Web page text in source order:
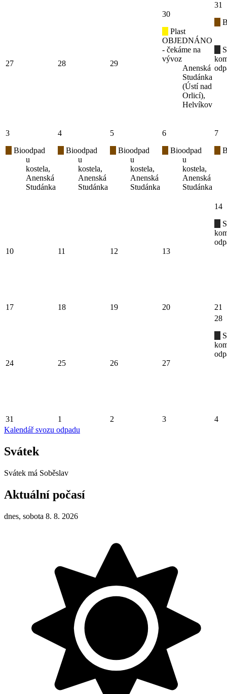
27 28 29
30
Plast
OBJEDNÁNO
- čekáme na
vývoz
Anenská
Studánka
(Ústí nad
Orlicí),
Helvíkov
31
3
Bioodpad
u
kostela,
Anenská
Studánka
4
Bioodpad
u
kostela,
Anenská
Studánka
5
Bioodpad
u
kostela,
Anenská
Studánka
6
Bioodpad
u
kostela,
Anenská
Studánka
7
10 11 12 13
14
17 18 19 20 21
24 25 26 27
28
31 1 2 3
4
Kalendář svozu odpadu
Svátek
Svátek má Soběslav
Aktuální počasí
dnes, sobota 8. 8. 2026